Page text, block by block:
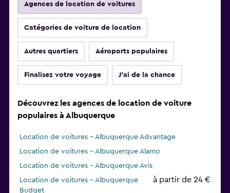
Agences de location de voitures
Catégories de voiture de location
Autres quartiers Aéroports populaires
Finalisez votre voyage J'ai de la chance
Découvrez les agences de location de voiture
populaires à Albuquerque
Location de voitures - Albuquerque Advantage
Location de voitures - Albuquerque Alamo
Location de voitures - Albuquerque Avis
Location de voitures - Albuquerque
Budget
à partir de 24 €